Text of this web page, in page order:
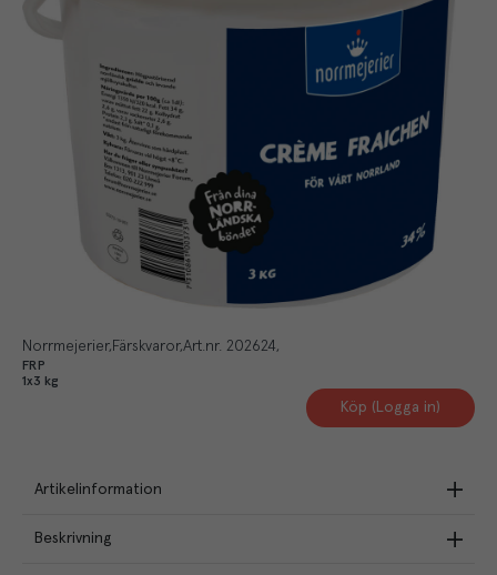
Norrmejerier Färskvaror Art.nr. 202624
FRP
1x3 kg
Köp (Logga in)
Artikelinformation
Beskrivning